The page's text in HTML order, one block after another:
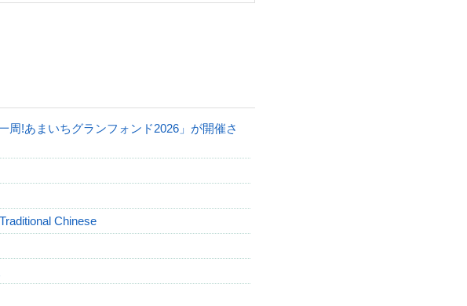
周!あまいちグランフォンド2026」が開催さ
Chinese